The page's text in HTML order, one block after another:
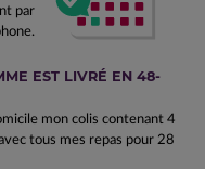
par
EST LIVRÉ EN 48-
mon colis contenant 4
tous mes repas pour 28